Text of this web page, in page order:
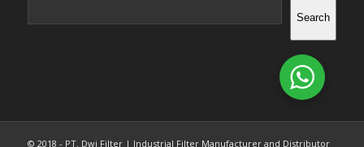
Search
© 2018 - PT. Dwi Filter | Industrial Filter Manufacturer and Distributor